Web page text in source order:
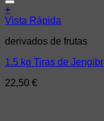
+
Vista Rápida
derivados de frutas
1.5 kg Tiras de
22,50 €